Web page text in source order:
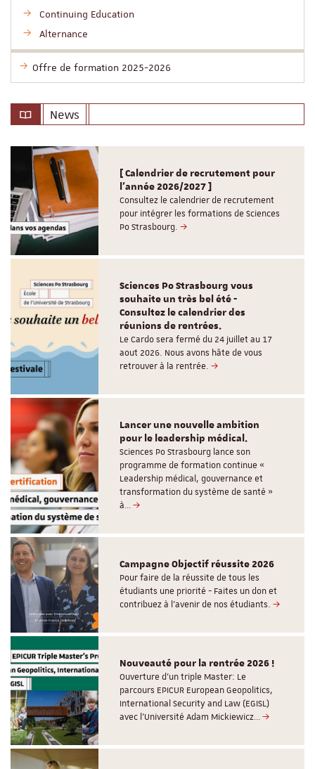
Continuing Education
Alternance
Offre de formation 2025-2026
News
[ Calendrier de recrutement pour
l'année 2026/2027 ]
Consultez le calendrier de recrutement
pour intégrer les formations de Sciences
Po Strasbourg.
Sciences Po Strasbourg vous
souhaite un très bel été -
Consultez le calendrier des
réunions de rentrées.
Le Cardo sera fermé du 24 juillet au 17
aout 2026. Nous avons hâte de vous
retrouver à la rentrée.
Lancer une nouvelle ambition
pour le leadership médical.
Sciences Po Strasbourg lance son
programme de formation continue «
Leadership médical, gouvernance et
transformation du système de santé »
à…
Campagne Objectif réussite 2026
Pour faire de la réussite de tous les
étudiants une priorité - Faites un don et
contribuez à l’avenir de nos étudiants.
Nouveauté pour la rentrée 2026 !
Ouverture d'un triple Master: Le
parcours EPICUR European Geopolitics,
International Security and Law (EGISL)
avec l’Université Adam Mickiewicz…